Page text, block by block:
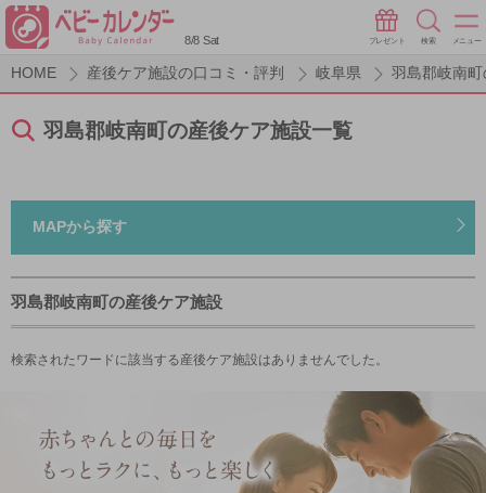
8/8 Sat プレゼント 検索 メニュー
HOME 産後ケア施設の口コミ・評判 岐阜県 羽島郡岐南
羽島郡岐南町の産後ケア施設一覧
MAPから探す
羽島郡岐南町の産後ケア施設
検索されたワードに該当する産後ケア施設はありませんでした。